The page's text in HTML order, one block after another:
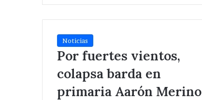
Noticias
Por fuertes vientos,
colapsa barda en
primaria Aarón Merino